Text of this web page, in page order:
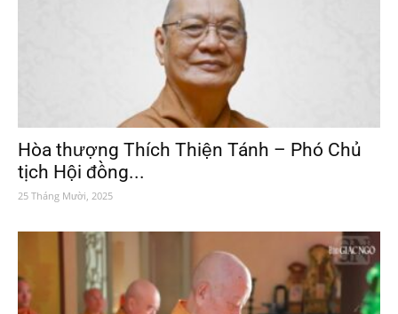
Hòa thượng Thích Thiện Tánh – Phó Chủ
tịch Hội đồng...
25 Tháng Mười, 2025